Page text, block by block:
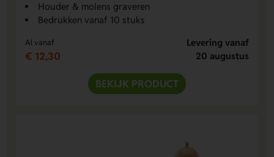
Houder & molens graveren
Bedrukken vanaf 10 stuks
Al vanaf
€ 12,30
Levering vanaf
20 augustus
BEKIJK PRODUCT